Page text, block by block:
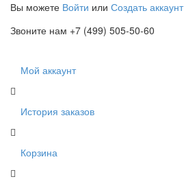
Вы можете Войти или Создать аккаунт
Звоните нам +7 (499) 505-50-60
Мой аккаунт
История заказов
Корзина